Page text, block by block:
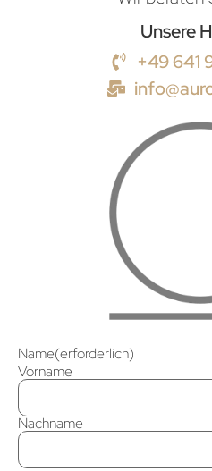
Unsere
+49 641
Name(erforderlich)
Vorname
Nachname